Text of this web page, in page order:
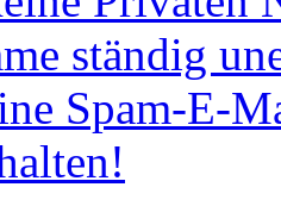
ständig
Spam-E-